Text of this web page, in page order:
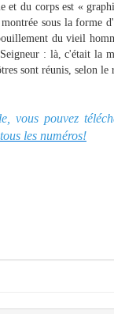
et du corps est «
sous la forme
du vieil
: là, c'était la
sont réunis, selon
vous pouvez
les numéros!